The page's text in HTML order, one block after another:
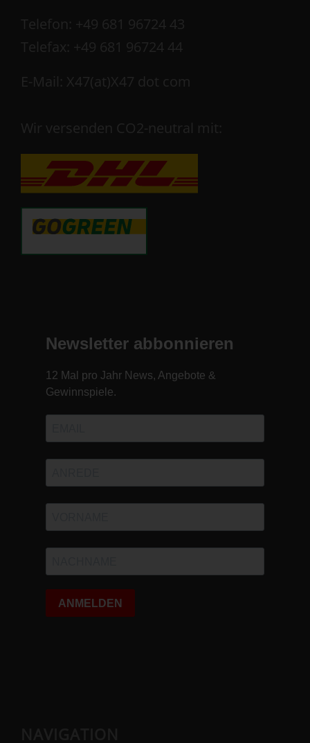
Telefon: +49 681 96724 43
Telefax: +49 681 96724 44
E-Mail: X47(at)X47 dot com
Wir versenden CO2-neutral mit: